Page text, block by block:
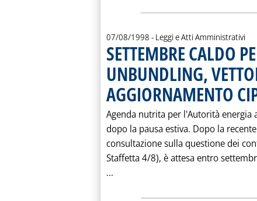
07/08/1998 - Leggi e Atti Amministrativi
SETTEMBRE CALDO
UNBUNDLING,
AGGIORNAMENTO
Agenda nutrita per l'Autorità energia
dopo la pausa estiva. Dopo la
consultazione sulla questione dei
Staffetta 4/8), è attesa entro
... Leggi tutta la notizia: